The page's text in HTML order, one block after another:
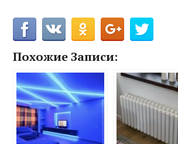
Похожие Записи: